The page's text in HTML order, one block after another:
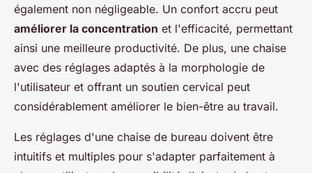
également non négligeable. Un confort accru peut
améliorer la concentration et l'efficacité, permettant
ainsi une meilleure productivité. De plus, une chaise
avec des réglages adaptés à la morphologie de
l'utilisateur et offrant un soutien cervical peut
considérablement améliorer le bien-être au travail.
Les réglages d'une chaise de bureau doivent être
intuitifs et multiples pour s'adapter parfaitement à